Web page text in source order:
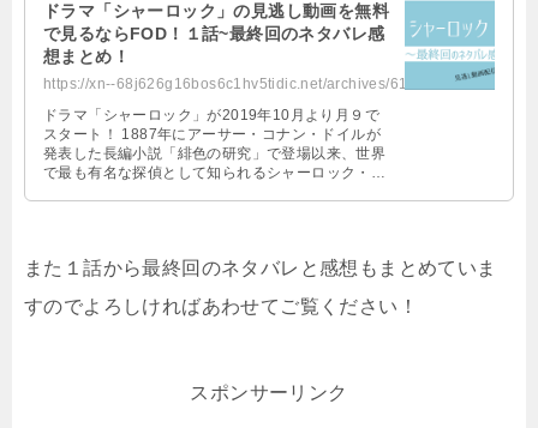
ドラマ「シャーロック」の見逃し動画を無料
で見るならFOD！１話~最終回のネタバレ感
想まとめ！
https://xn--68j626g16bos6c1hv5tidic.net/archives/6180
ドラマ「シャーロック」が2019年10月より月９で
スタート！ 1887年にアーサー・コナン・ドイルが
発表した長編小説「緋色の研究」で登場以来、世界
で最も有名な探偵として知られるシャーロック・ホ
また１話から最終回のネタバレと感想もまとめていま
すのでよろしければあわせてご覧ください！
スポンサーリンク